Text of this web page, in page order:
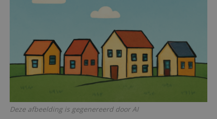
Deze afbeelding is gegenereerd door AI